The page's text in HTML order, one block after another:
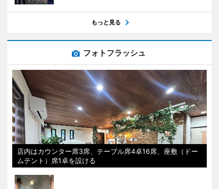
もっと見る
フォトフラッシュ
店内はカウンター席3席、テーブル席4卓16席、座敷（ドー
ムテント）席1卓を設ける